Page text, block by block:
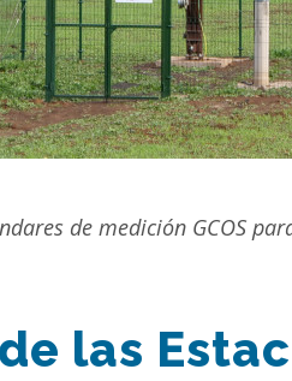
de medición GCOS
las